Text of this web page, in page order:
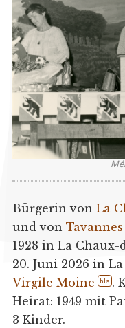
Bürgerin von La
und von Tavannes
1928 in La Chaux-
20. Juni 2026 in
Virgile Moine
hls .
Heirat: 1949 mit
3 Kinder.